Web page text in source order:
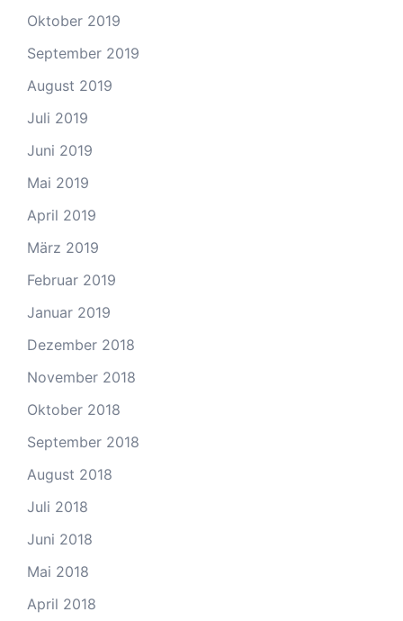
Oktober 2019
September 2019
August 2019
Juli 2019
Juni 2019
Mai 2019
April 2019
März 2019
Februar 2019
Januar 2019
Dezember 2018
November 2018
Oktober 2018
September 2018
August 2018
Juli 2018
Juni 2018
Mai 2018
April 2018